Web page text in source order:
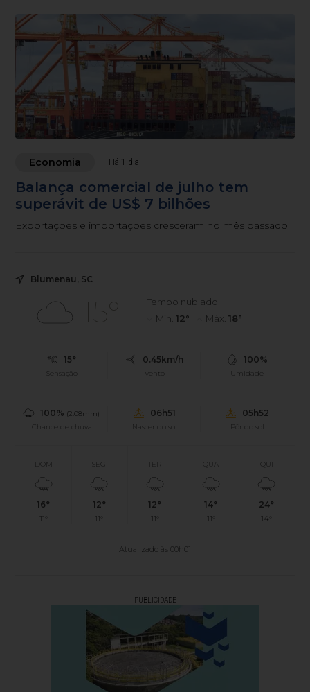
Economia Há 1 dia
Balança comercial de julho tem
superávit de US$ 7 bilhões
Exportações e importações cresceram no mês passado
Blumenau, SC
15°
Tempo nublado
Mín. 12° Máx. 18°
15°
Sensação
0.45km/h
Vento
100%
Umidade
100% (2.08mm)
Chance de chuva
06h51
Nascer do sol
05h52
Pôr do sol
DOM
16°
11°
SEG
12°
11°
TER
12°
11°
QUA
14°
11°
24°
14°
Atualizado às 00h01
PUBLICIDADE